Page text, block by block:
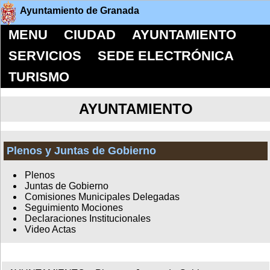
Ayuntamiento de Granada
MENU CIUDAD
AYUNTAMIENTO
SERVICIOS
SEDE ELECTRÓNICA
TURISMO
AYUNTAMIENTO
Plenos y Juntas de Gobierno
Plenos
Juntas de Gobierno
Comisiones Municipales Delegadas
Seguimiento Mociones
Declaraciones Institucionales
Video Actas